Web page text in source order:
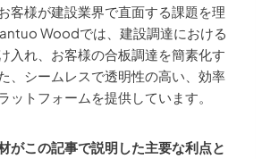
客様が建設業界で直面する課題を理
Woodでは、建設調達における
入れ、お客様の合板調達を簡素化す
、シームレスで透明性の高い、効率
ットフォームを提供しています。
がこの記事で説明した主要な利点と